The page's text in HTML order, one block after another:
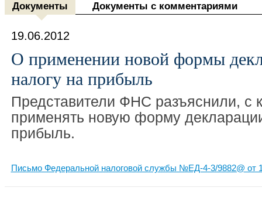
Документы Документы с комментариями
19.06.2012
О применении новой формы
налогу на прибыль
Представители ФНС разъяснили, с
применять новую форму
прибыль.
Письмо Федеральной налоговой службы №ЕД-4-3/9882@ от